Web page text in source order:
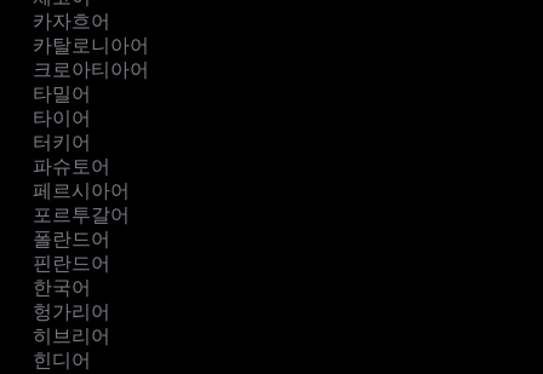
카자흐어
카탈로니아어
크로아티아어
타밀어
타이어
터키어
파슈토어
페르시아어
포르투갈어
폴란드어
핀란드어
한국어
헝가리어
히브리어
힌디어